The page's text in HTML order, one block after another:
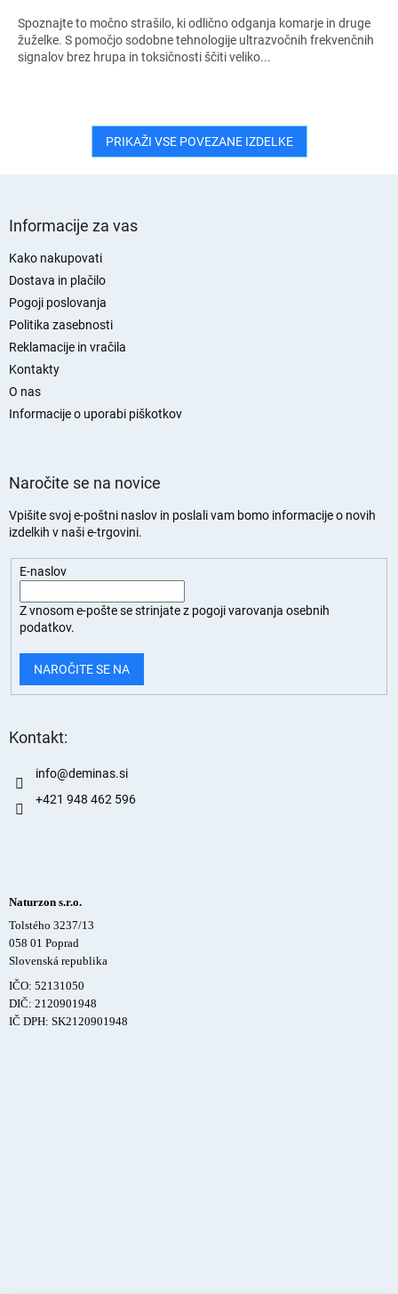
Spoznajte to močno strašilo, ki odlično odganja komarje in druge
žuželke. S pomočjo sodobne tehnologije ultrazvočnih frekvenčnih
signalov brez hrupa in toksičnosti ščiti veliko...
PRIKAŽI VSE POVEZANE IZDELKE
Informacije za vas
Kako nakupovati
Dostava in plačilo
Pogoji poslovanja
Politika zasebnosti
Reklamacije in vračila
Kontakty
O nas
Informacije o uporabi piškotkov
Naročite se na novice
Vpišite svoj e-poštni naslov in poslali vam bomo informacije o novih
izdelkih v naši e-trgovini.
E-naslov
Z vnosom e-pošte se strinjate z pogoji varovanja osebnih
podatkov.
NAROČITE SE NA
Kontakt:
info@deminas.si
+421 948 462 596
Naturzon s.r.o.
Tolstého 3237/13
058 01 Poprad
Slovenská republika
IČO: 52131050
DIČ: 2120901948
IČ DPH: SK2120901948